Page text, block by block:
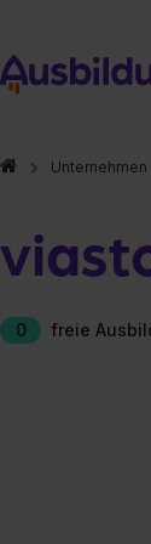
Unternehmen
0 freie